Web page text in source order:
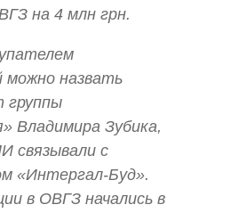
на 4 млн грн.
можно назвать
группы
Владимира Зубика,
связывали с
«Интергал-Буд».
в ОВГЗ начались в